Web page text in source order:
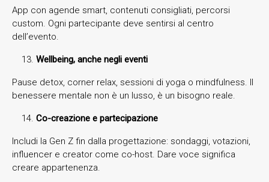
App con agende smart, contenuti consigliati, percorsi
custom. Ogni partecipante deve sentirsi al centro
dell’evento.
Wellbeing, anche negli eventi
Pause detox, corner relax, sessioni di yoga o mindfulness. Il
benessere mentale non è un lusso, è un bisogno reale.
Co-creazione e partecipazione
Includi la Gen Z fin dalla progettazione: sondaggi, votazioni,
influencer e creator come co-host. Dare voce significa
creare appartenenza.